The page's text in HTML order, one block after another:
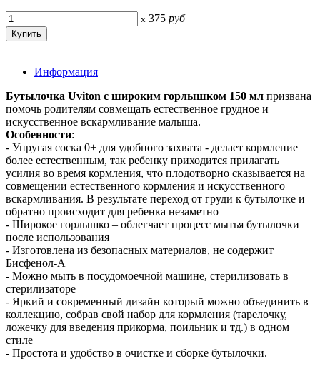
x 375 руб
Информация
Бутылочка Uviton с широким горлышком 150 мл призвана
помочь родителям совмещать естественное грудное и
искусственное вскармливание малыша.
Особенности:
- Упругая соска 0+ для удобного захвата - делает кормление
более естественным, так ребенку приходится прилагать
усилия во время кормления, что плодотворно сказывается на
совмещении естественного кормления и искусственного
вскармливания. В результате переход от груди к бутылочке и
обратно происходит для ребенка незаметно
- Широкое горлышко – облегчает процесс мытья бутылочки
после использования
- Изготовлена из безопасных материалов, не содержит
Бисфенол-A
- Можно мыть в посудомоечной машине, стерилизовать в
стерилизаторе
- Яркий и современный дизайн который можно объединить в
коллекцию, собрав свой набор для кормления (тарелочку,
ложечку для введения прикорма, поильник и тд.) в одном
стиле
- Простота и удобство в очистке и сборке бутылочки.